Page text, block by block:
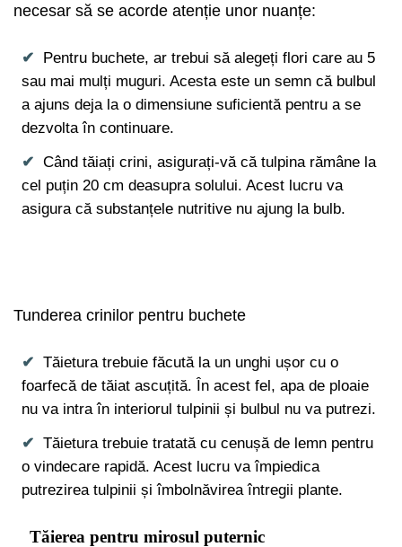
necesar să se acorde atenție unor nuanțe:
Pentru buchete, ar trebui să alegeți flori care au 5
sau mai mulți muguri. Acesta este un semn că bulbul
a ajuns deja la o dimensiune suficientă pentru a se
dezvolta în continuare.
Când tăiați crini, asigurați-vă că tulpina rămâne la
cel puțin 20 cm deasupra solului. Acest lucru va
asigura că substanțele nutritive nu ajung la bulb.
Tunderea crinilor pentru buchete
Tăietura trebuie făcută la un unghi ușor cu o
foarfecă de tăiat ascuțită. În acest fel, apa de ploaie
nu va intra în interiorul tulpinii și bulbul nu va putrezi.
Tăietura trebuie tratată cu cenușă de lemn pentru
o vindecare rapidă. Acest lucru va împiedica
putrezirea tulpinii și îmbolnăvirea întregii plante.
Tăierea pentru mirosul puternic